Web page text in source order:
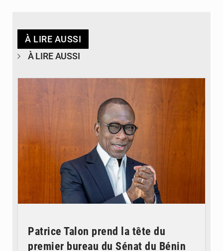
À LIRE AUSSI
À LIRE AUSSI
Patrice Talon prend la tête du
premier bureau du Sénat du Bénin